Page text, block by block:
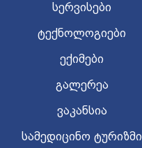
სერვისები
ტექნოლოგიები
ექიმები
გალერეა
ვაკანსია
სამედიცინო ტურიზმი